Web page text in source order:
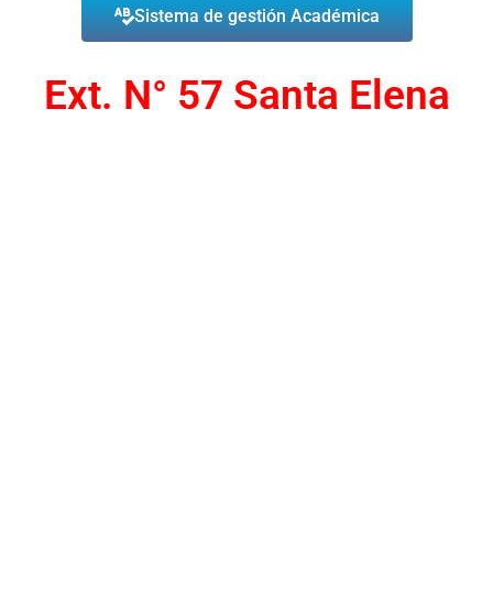
Sistema de gestión Académica
Ext. N° 57 Santa Elena